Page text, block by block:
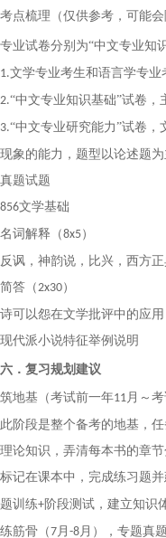
考点梳理（仅供参考，可能
专业试卷分别为“中文专业知
1.文学专业考生和语言学专业
2.“中文专业知识基础”试卷
3.“中文专业研究能力”试卷
现象的能力，题型以论述题为
真题试题
856文学基础
名词解释（8x5）
反讽，神韵说，比兴，西方
简答（2x30）
诗可以怨在文学批评中的应用
现代派小说特征举例说明
六．复习规划建议
筑地基 （考试前一年11月～
此阶段是整个备考的地基，
理论知识，弄清每本书的章
标记在课本中，完成练习题
题训练+阶段测试，建立知识
练筋骨 （7月 -8月）， 专题真